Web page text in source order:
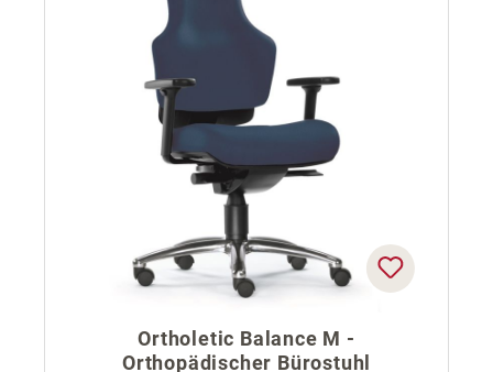
Ortholetic Balance M -
Orthopädischer Bürostuhl